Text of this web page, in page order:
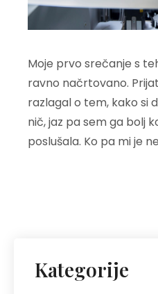
Moje prvo srečanje s
ravno načrtovano.
razlagal o tem, kako si
nič, jaz pa sem ga bolj
poslušala. Ko pa mi je
Kategorije